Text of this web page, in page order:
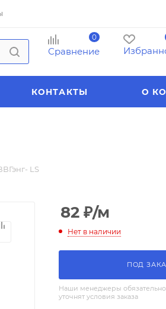
0
Сравнение
КОНТАКТЫ О
LS
82 ₽/м
Нет в наличии
ПОД
Наши менеджеры
уточнят условия заказа